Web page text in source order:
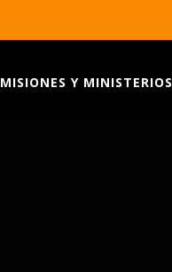
MISIONES Y MINISTERIOS